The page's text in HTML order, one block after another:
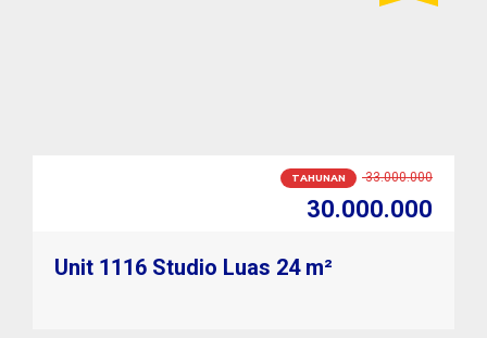
BULANAN 2.800.000
2.600.000
Unit 1116 Studio Luas 24 m²